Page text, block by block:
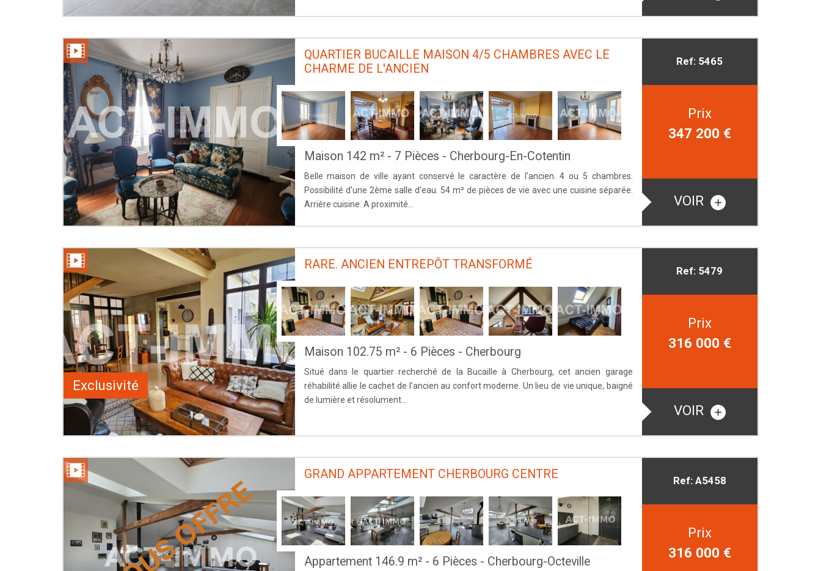
QUARTIER BUCAILLE MAISON 4/5 CHAMBRES AVEC LE
CHARME DE L'ANCIEN
Maison 142 m² - 7 Pièces - Cherbourg-En-Cotentin
Belle maison de ville ayant conservé le caractère de l'ancien. 4 ou 5 chambres.
Possibilité d'une 2ème salle d'eau. 54 m² de pièces de vie avec une cuisine séparée.
Arrière cuisine. A proximité...
Ref: 5465
Prix
347 200 €
VOIR
Exclusivité
RARE. ANCIEN ENTREPÔT TRANSFORMÉ
Maison 102.75 m² - 6 Pièces - Cherbourg
Situé dans le quartier recherché de la Bucaille à Cherbourg, cet ancien garage
réhabilité allie le cachet de l'ancien au confort moderne. Un lieu de vie unique, baigné
de lumière et résolument...
Ref: 5479
Prix
316 000 €
VOIR
GRAND APPARTEMENT CHERBOURG CENTRE
Appartement 146.9 m² - 6 Pièces - Cherbourg-Octeville
Ref: A5458
Prix
316 000 €